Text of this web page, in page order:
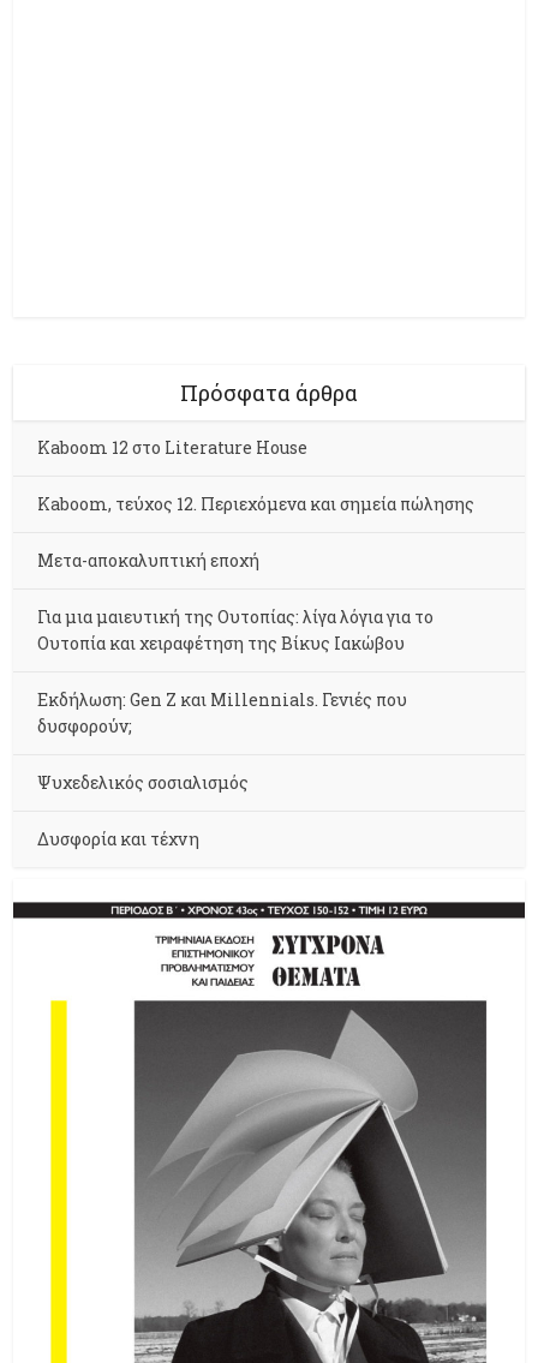
Πρόσφατα άρθρα
Kaboom 12 στο Literature House
Kaboom, τεύχος 12. Περιεχόμενα και σημεία πώλησης
Μετα-αποκαλυπτική εποχή
Για μια μαιευτική της Ουτοπίας: λίγα λόγια για το
Ουτοπία και χειραφέτηση της Βίκυς Ιακώβου
Εκδήλωση: Gen Z και Millennials. Γενιές που
δυσφορούν;
Ψυχεδελικός σοσιαλισμός
Δυσφορία και τέχνη